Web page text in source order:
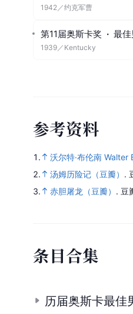
1942 ／约克军曹
第11届奥斯卡奖 · 最
1939 ／ Kentucky
参考资料
1.
沃尔特·布伦南 Walter
2.
汤姆历险记（豆瓣） .
3.
赤胆屠龙（豆瓣） . 豆
条目合集
历届奥斯卡最佳